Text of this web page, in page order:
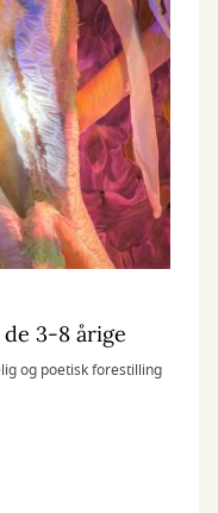
3-8 årige
og poetisk forestilling